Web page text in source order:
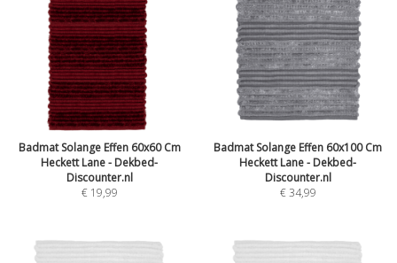
Badmat Solange Effen 60x60 Cm
Heckett Lane - Dekbed-
Discounter.nl
€ 19,99
Badmat Solange Effen 60x100 Cm
Heckett Lane - Dekbed-
Discounter.nl
€ 34,99